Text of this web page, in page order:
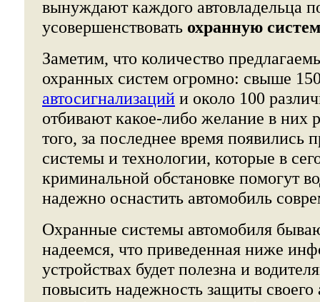
вынуждают каждого автовладельца
усовершенствовать охранную
Заметим, что количество
охранных систем огромно: свыше
автосигнализаций и около 100
отбивают какое-либо желание в них
того, за последнее время появились
системы и технологии, которые в
криминальной обстановке помогут
надежно оснастить автомобиль
Охранные системы автомобиля
надеемся, что приведенная ниже
устройствах будет полезна и
повысить надежность защиты